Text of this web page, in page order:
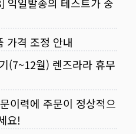
가격 조정 안내
(7~12월) 렌즈라라 휴무
이력에 주문이 정상적으
요!